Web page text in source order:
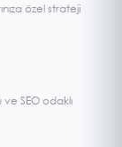
özel strateji
SEO odaklı